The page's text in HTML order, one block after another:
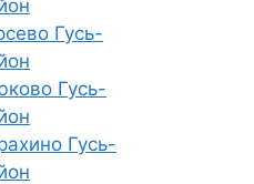
Гусь-
Гусь-
Гусь-